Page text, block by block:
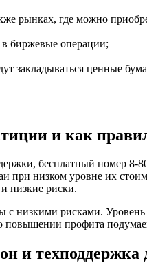
рынках, где можно
в биржевые операции;
закладываться ценные
и как
бесплатный номер 8-
при низком уровне их
низкие риски.
с низкими рисками.
повышении профита
и техподдержка